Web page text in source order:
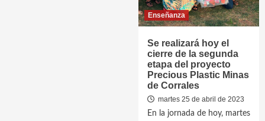
Enseñanza
Se realizará hoy el
cierre de la segunda
etapa del proyecto
Precious Plastic Minas
de Corrales
martes 25 de abril de 2023
En la jornada de hoy, martes